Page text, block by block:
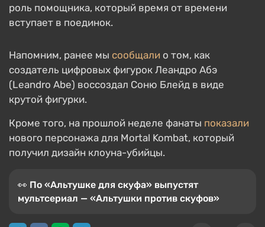
роль помощника, который время от времени
вступает в поединок.
Напомним, ранее мы сообщали о том, как
создатель цифровых фигурок Леандро Абэ
(Leandro Abe) воссоздал Соню Блейд в виде
крутой фигурки.
Кроме того, на прошлой неделе фанаты показали
нового персонажа для Mortal Kombat, который
получил дизайн клоуна-убийцы.
👀 По «Альтушке для скуфа» выпустят
мультсериал — «Альтушки против скуфов»